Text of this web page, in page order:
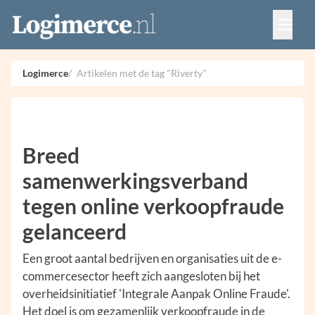
Vacatures
Events
Adverteren
Partners
Logimerce Artikelen met de tag "Riverty"
Breed
samenwerkingsverband
tegen online verkoopfraude
gelanceerd
Een groot aantal bedrijven en organisaties uit de e-
commercesector heeft zich aangesloten bij het
overheidsinitiatief 'Integrale Aanpak Online Fraude'.
Het doel is om gezamenlijk verkoopfraude in de